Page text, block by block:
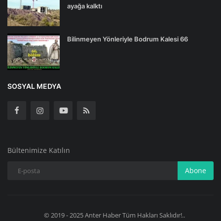
ayağa kalktı
Bilinmeyen Yönleriyle Bodrum Kalesi 66
SOSYAL MEDYA
Bültenimize Katılın
Abone
© 2019 - 2025 Anter Haber Tüm Hakları Saklıdır!..